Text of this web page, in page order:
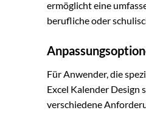
ermöglicht eine
berufliche oder
Für Anwender, die
Excel Kalender Design
verschiedene